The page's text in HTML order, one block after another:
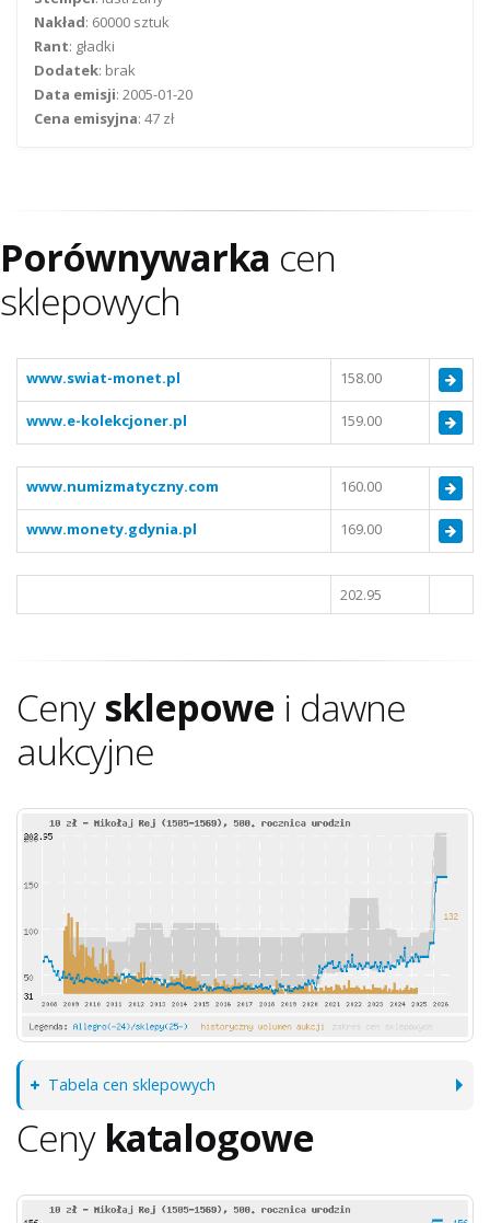
Nakład: 60000 sztuk
Rant: gładki
Dodatek: brak
Data emisji: 2005-01-20
Cena emisyjna: 47 zł
Porównywarka cen
sklepowych
www.swiat-monet.pl 158.00
www.e-kolekcjoner.pl 159.00
www.numizmatyczny.com 160.00
www.monety.gdynia.pl 169.00
202.95
Cenysklepowe i dawne
aukcyjne
Tabela cen sklepowych
Ceny katalogowe